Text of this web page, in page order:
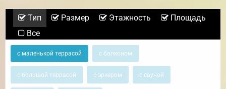
Тип Размер Этажность
Площадь
Все
с маленькой террасой с балконом
с большой террасой с эркером с сауной